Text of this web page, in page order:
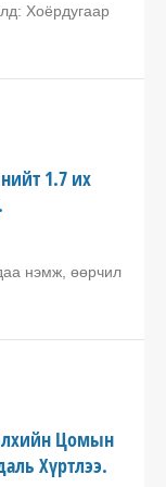
Хоёрдугаар
1.7 их
нэмж, өөрчил
Цомын
Хүртлээ.